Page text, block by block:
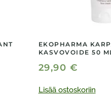
EKOPHARMA
KASVOVOIDE 50
29,90 €
Lisää ostoskoriin